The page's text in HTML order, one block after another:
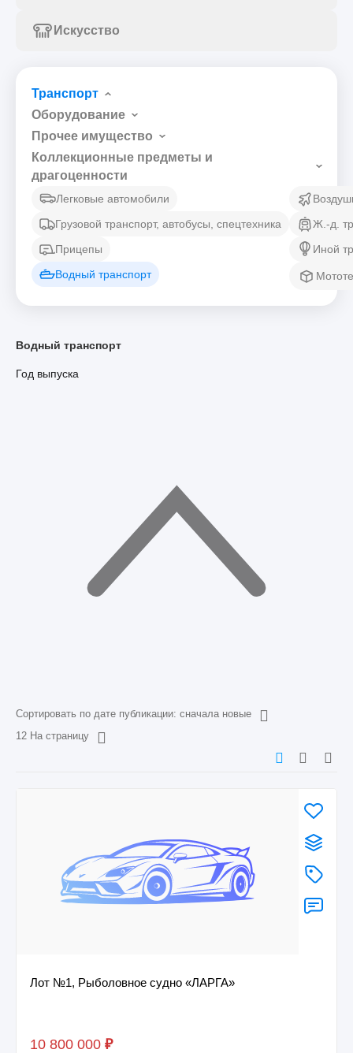
Искусство
Транспорт
Оборудование
Прочее имущество
Коллекционные предметы и
драгоценности
Легковые автомобили
Грузовой транспорт, автобусы, спецтехника
Прицепы
Водный транспорт
Ж.-д.
Иной
Водный транспорт
Год выпуска
Сортировать по дате публикации: сначала новые
12 На страницу
Лот №1, Рыболовное судно «ЛАРГА»
10 800 000 ₽